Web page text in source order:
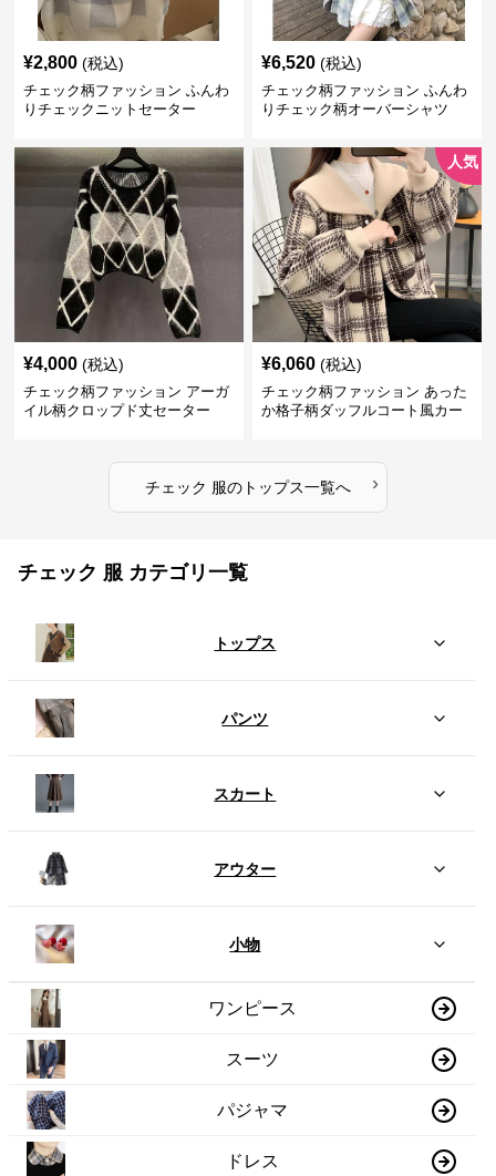
¥2,800 (税込)
チェック柄ファッション ふんわ
りチェックニットセーター
¥6,520 (税込)
チェック柄ファッション ふんわ
りチェック柄オーバーシャツ
¥4,000 (税込)
チェック柄ファッション アーガ
イル柄クロップド丈セーター
人気
¥6,060 (税込)
チェック柄ファッション あった
か格子柄ダッフルコート風カー
チェック 服のトップス一覧へ ›
チェック 服 カテゴリ一覧
トップス
パンツ
スカート
アウター
小物
ワンピース
スーツ
パジャマ
ドレス